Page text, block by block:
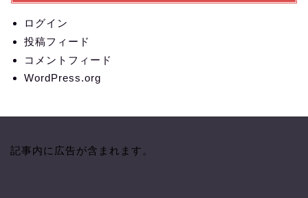
ログイン
投稿フィード
コメントフィード
WordPress.org
記事内に広告が含まれます。